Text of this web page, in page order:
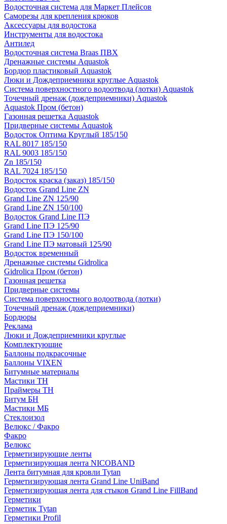
Водосточная система для Маркет Плейсов
Саморезы для крепления крюков
Аксессуары для водостока
Инструменты для водостока
Антилед
Водосточная система Braas ПВХ
Дренажные системы Aquastok
Бордюр пластиковый Aquastok
Люки и Дождеприемники круглые Aquastok
Система поверхностного водоотвода (лотки) Aquastok
Точечный дренаж (дождеприемники) Aquastok
Aquastok Пром (бетон)
Газонная решетка Aquastok
Придверные системы Aquastok
Водосток Оптима Круглый 185/150
RAL 8017 185/150
RAL 9003 185/150
Zn 185/150
RAL 7024 185/150
Водосток краска (заказ) 185/150
Водосток Grand Line ZN
Grand Line ZN 125/90
Grand Line ZN 150/100
Водосток Grand Line ПЭ
Grand Line ПЭ 125/90
Grand Line ПЭ 150/100
Grand Line ПЭ матовый 125/90
Водосток временный
Дренажные системы Gidrolica
Gidrolica Пром (бетон)
Газонная решетка
Придверные системы
Система поверхностного водоотвода (лотки)
Точечный дренаж (дождеприемники)
Бордюры
Рекламa
Люки и Дождеприемники круглые
Комплектующие
Баллоны подкрасочные
Баллоны VIXEN
Битумные материалы
Мастики ТН
Праймеры ТН
Битум БН
Мастики МБ
Стеклоизол
Велюкс / Факро
Факро
Велюкс
Герметизирующие ленты
Герметизирующая лента NICOBAND
Лента битумная для кровли Tytan
Герметизирующая лента Grand Line UniBand
Герметизирующая лента для стыков Grand Line FillBand
Герметики
Герметик Tytan
Герметики Profil